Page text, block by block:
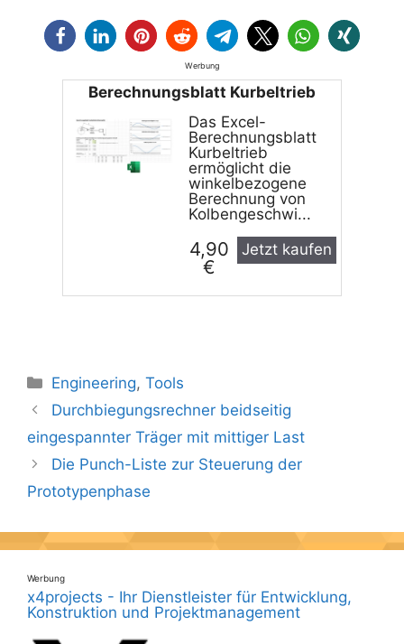
Werbung
Berechnungsblatt Kurbeltrieb
Das Excel-
Berechnungsblatt
Kurbeltrieb
ermöglicht die
winkelbezogene
Berechnung von
Kolbengeschwi...
4,90
€
Jetzt kaufen
Kategorien
Engineering,Tools
Durchbiegungs­rechner beidseitig
eingespannter Träger mit mittiger Last
Die Punch-Liste zur Steuerung der
Prototypenphase
Werbung
x4projects - Ihr Dienstleister für Entwicklung,
Konstruktion und Projektmanagement